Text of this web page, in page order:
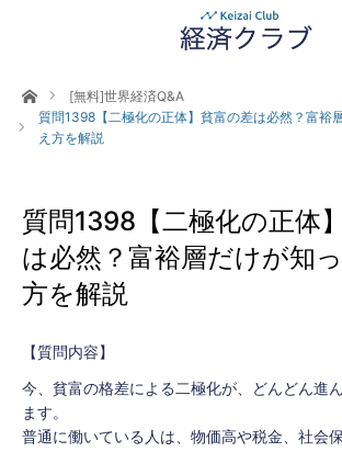
ホーム[無料]世界経済Q&A
質問1398【二極化の正体】貧富の差は必然？富裕
え方を解説
質問1398【二極化の正体
は必然？富裕層だけが知
方を解説
【質問内容】
今、貧富の格差による二極化が、どんどん進
ます。
普通に働いている人は、物価高や税金、社会